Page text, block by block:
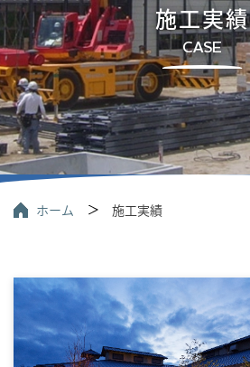
施工実績
CASE
ホーム 施工実績